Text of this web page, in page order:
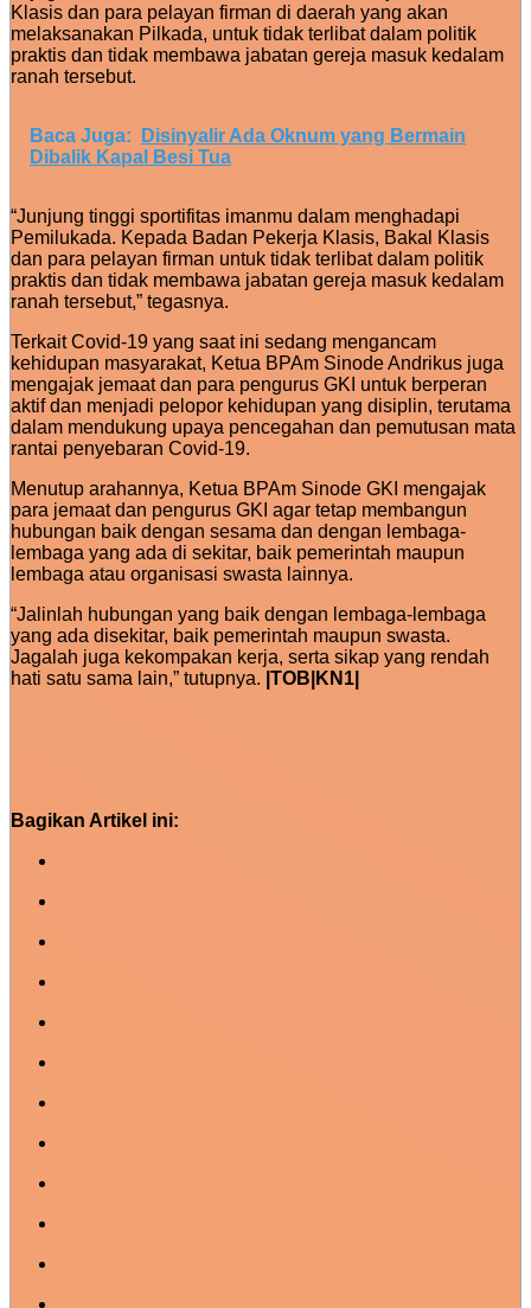
Klasis dan para pelayan firman di daerah yang akan
melaksanakan Pilkada, untuk tidak terlibat dalam politik
praktis dan tidak membawa jabatan gereja masuk kedalam
ranah tersebut.
Baca Juga:
Disinyalir Ada Oknum yang Bermain
Dibalik Kapal Besi Tua
“Junjung tinggi sportifitas imanmu dalam menghadapi
Pemilukada. Kepada Badan Pekerja Klasis, Bakal Klasis
dan para pelayan firman untuk tidak terlibat dalam politik
praktis dan tidak membawa jabatan gereja masuk kedalam
ranah tersebut,” tegasnya.
Terkait Covid-19 yang saat ini sedang mengancam
kehidupan masyarakat, Ketua BPAm Sinode Andrikus juga
mengajak jemaat dan para pengurus GKI untuk berperan
aktif dan menjadi pelopor kehidupan yang disiplin, terutama
dalam mendukung upaya pencegahan dan pemutusan mata
rantai penyebaran Covid-19.
Menutup arahannya, Ketua BPAm Sinode GKI mengajak
para jemaat dan pengurus GKI agar tetap membangun
hubungan baik dengan sesama dan dengan lembaga-
lembaga yang ada di sekitar, baik pemerintah maupun
lembaga atau organisasi swasta lainnya.
“Jalinlah hubungan yang baik dengan lembaga-lembaga
yang ada disekitar, baik pemerintah maupun swasta.
Jagalah juga kekompakan kerja, serta sikap yang rendah
hati satu sama lain,” tutupnya. |TOB|KN1|
Bagikan Artikel ini: